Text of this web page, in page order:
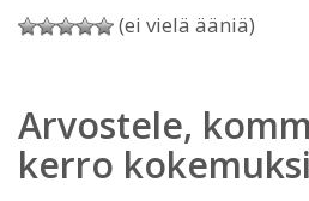
(ei vielä ääniä)
Arvostele,
kerro